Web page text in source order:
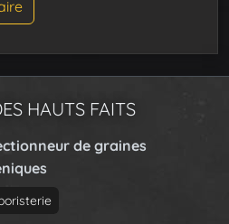
HAUTS FAITS
de graines